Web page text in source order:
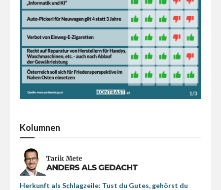
Kolumnen
Herkunft als Schlagzeile: Tust du Gutes, gehörst du